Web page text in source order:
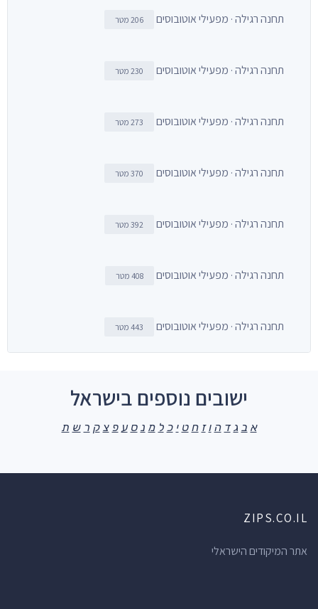
תחנה רגילה · מפעילי אוטובוסים 206 מטר
תחנה רגילה · מפעילי אוטובוסים 230 מטר
תחנה רגילה · מפעילי אוטובוסים 273 מטר
תחנה רגילה · מפעילי אוטובוסים 370 מטר
תחנה רגילה · מפעילי אוטובוסים 392 מטר
תחנה רגילה · מפעילי אוטובוסים 408 מטר
תחנה רגילה · מפעילי אוטובוסים 443 מטר
ישובים נוספים בישראל
א ב ג ד ה ו ז ח ט י כ ל מ נ ס ע פ צ ק ר ש ת
ZIPS.CO.IL
אתר המיקודים הישראלי